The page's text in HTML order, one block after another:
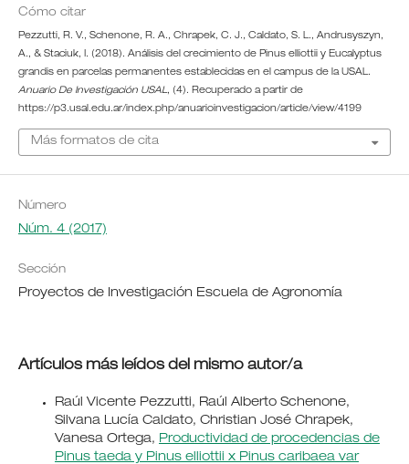
Cómo citar
Pezzutti, R. V., Schenone, R. A., Chrapek, C. J., Caldato, S. L., Andrusyszyn,
A., & Staciuk, I. (2018). Análisis del crecimiento de Pinus elliottii y Eucalyptus
grandis en parcelas permanentes establecidas en el campus de la USAL.
Anuario De Investigación USAL, (4). Recuperado a partir de
https://p3.usal.edu.ar/index.php/anuarioinvestigacion/article/view/4199
Más formatos de cita
Número
Núm. 4 (2017)
Sección
Proyectos de Investigación Escuela de Agronomía
Artículos más leídos del mismo autor/a
Raúl Vicente Pezzutti, Raúl Alberto Schenone,
Silvana Lucía Caldato, Christian José Chrapek,
Vanesa Ortega, Productividad de procedencias de
Pinus taeda y Pinus elliottii x Pinus caribaea var